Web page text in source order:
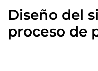
Diseño del
proceso de